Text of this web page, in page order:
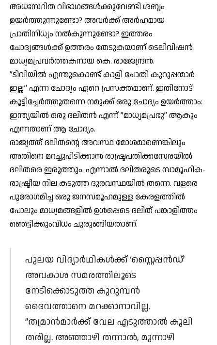
അധഃസ്ഥിത വിഭാഗങ്ങള്‍ക്കുവേണ്ടി ശബ്ദം
ഉയര്‍ത്തുന്നുണ്ടോ? അവര്‍ക്ക് അര്‍ഹമായ
പ്രാതിനിധ്യം നല്‍കുന്നുണ്ടോ? ഇത്തരം
ചോദ്യങ്ങള്‍ക്ക് ഉത്തരം തേടുകയാണ് ടെലിവിഷന്‍
മാധ്യമപ്രവര്‍ത്തകനായ കെ. രാജേന്ദ്രന്‍.
”ടിവിയില്‍ എന്തുകൊണ്ട് കാളി ചോതി കുറുപ്പന്മാര്‍
ഇല്ല” എന്ന ചോദ്യം ഏറെ പ്രസക്തമാണ്. ഇതിനോട്
കൂട്ടിച്ചേര്‍ത്തുതന്നെ നമുക്ക് ഒരു ചോദ്യം ഉയര്‍ത്താം:
ഇന്ത്യയില്‍ ഒരു ദലിതന്‍ എന്ന് ”മാധ്യമപ്രഭു” ആകും
എന്നതാണ് ആ ചോദ്യം.
രാജ്യത്ത് ദലിതന്റെ അവസ്ഥ മോശമാണെങ്കിലും
അതിനെ മറച്ചുപിടിക്കാന്‍ രാഷ്ട്രപതിക്കസേരയില്‍
ദലിതരെ ഇരുത്തും. എന്നാല്‍ ദലിതരുടെ സാമൂഹിക-
രാഷ്ട്രീയ നില കടുത്ത ദുരവസ്ഥയില്‍ തന്നെ. വളരെ
പുരോഗമിച്ച ഒരു ജനസമൂഹമുള്ള കേരളത്തില്‍
പോലും മാധ്യമങ്ങളില്‍ ഉള്‍പ്പെടെ ദലിത് പങ്കാളിത്തം
ഞെട്ടിക്കുംവിധം ചുരുങ്ങിയതാണ്.
പുലയ വിദ്യാര്‍ഥികള്‍ക്ക് ‘സ്റ്റൈപ്പന്‍ഡ്’
അവകാശ സമരത്തിലൂടെ
നേടിക്കൊടുത്ത കുറുമ്പന്‍
ദൈവത്താനെ മറക്കാനാവില്ല.
”തമ്രാന്‍മാര്‍ക്ക് വേല എടുത്താല്‍ കൂലി
തരില്ല. അഞ്ഞാഴി തന്നാല്‍, മുന്നാഴി